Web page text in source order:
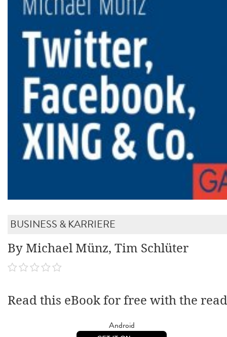
BUSINESS & KARRIERE
By Michael Münz, Tim Schlüter
Read this eBook for free with the
Android